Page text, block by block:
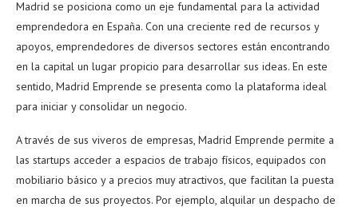
Madrid se posiciona como un eje fundamental para la actividad
emprendedora en España. Con una creciente red de recursos y
apoyos, emprendedores de diversos sectores están encontrando
en la capital un lugar propicio para desarrollar sus ideas. En este
sentido, Madrid Emprende se presenta como la plataforma ideal
para iniciar y consolidar un negocio.
A través de sus viveros de empresas, Madrid Emprende permite a
las startups acceder a espacios de trabajo físicos, equipados con
mobiliario básico y a precios muy atractivos, que facilitan la puesta
en marcha de sus proyectos. Por ejemplo, alquilar un despacho de